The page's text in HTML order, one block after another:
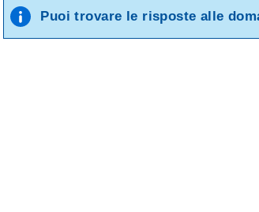
Puoi trovare le risposte alle